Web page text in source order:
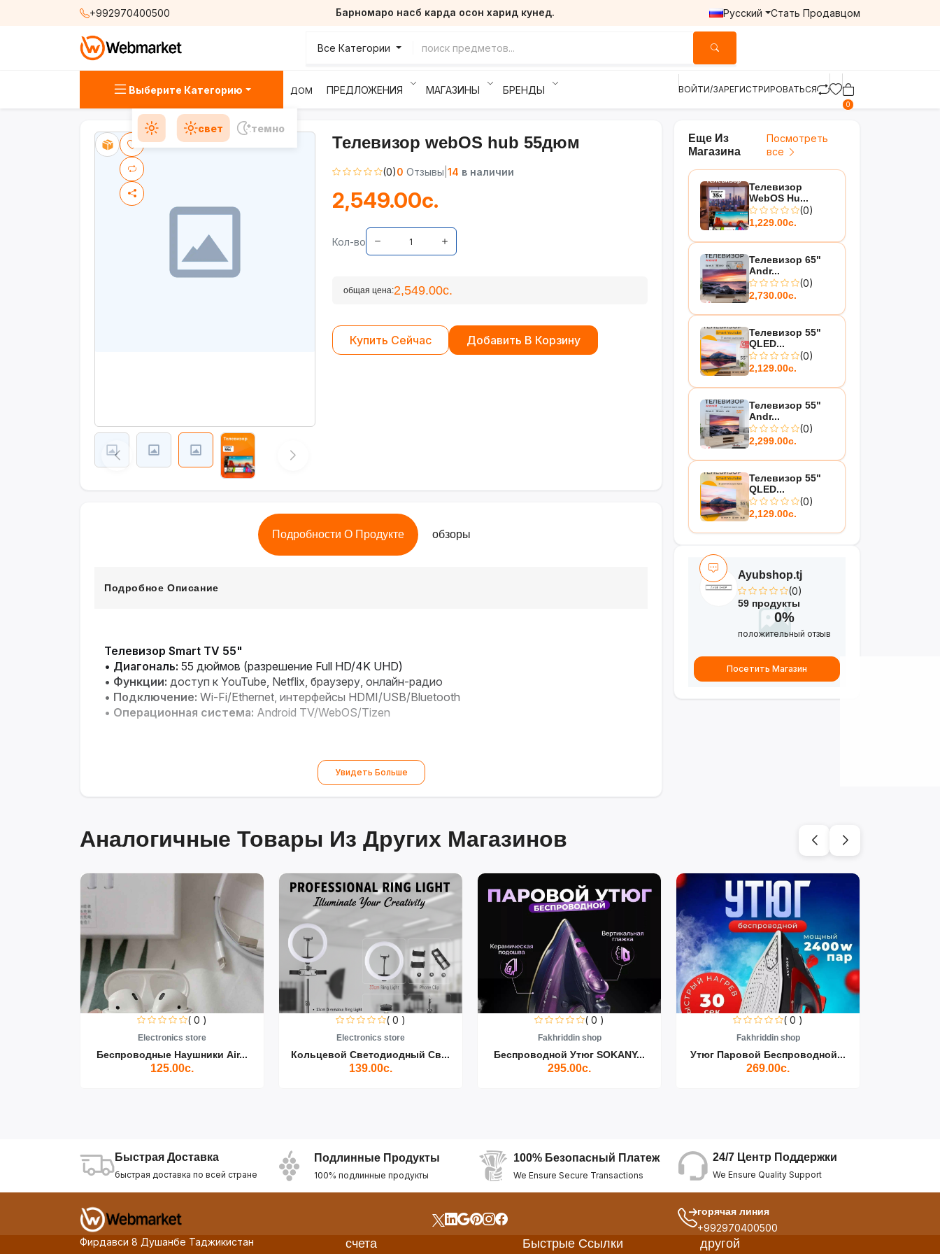
+992970400500 Барномаро насб карда осон харид кунед. Русский Стать Продавцом
Все Категории
Выберите Категорию ДОМ ПРЕДЛОЖЕНИЯ МАГАЗИНЫ БРЕНДЫ ВОЙТИ/ЗАРЕГИСТРИРОВАТЬСЯ
0
свет темно
Телевизор webOS hub 55дюм
(0)0 Отзывы 14 в наличии
2,549.00с.
Кол-во
общая цена:2,549.00с.
Купить Сейчас Добавить В Корзину
Подробности О Продукте обзоры
Подробное Описание
Телевизор Smart TV 55"
• Диагональ: 55 дюймов (разрешение Full HD/4K UHD)
• Функции: доступ к YouTube, Netflix, браузеру, онлайн-радио
• Подключение: Wi-Fi/Ethernet, интерфейсы HDMI/USB/Bluetooth
• Операционная система: Android TV/WebOS/Tizen
Увидеть Больше
Еще Из
Магазина
Посмотреть
все
Телевизор
WebOS Hu...
(0)
1,229.00с.
Телевизор 65"
Andr...
(0)
2,730.00с.
Телевизор 55"
QLED...
(0)
2,129.00с.
Телевизор 55"
Andr...
(0)
2,299.00с.
Телевизор 55"
QLED...
(0)
2,129.00с.
Ayubshop.tj
(0)
59 продукты
0%
положительный отзыв
Посетить Магазин
Аналогичные Товары Из Других Магазинов
( 0 )
Electronics store
Беспроводные Наушники Air...
125.00с.
( 0 )
Electronics store
Кольцевой Светодиодный Св...
139.00с.
( 0 )
Fakhriddin shop
Беспроводной Утюг SOKANY...
295.00с.
( 0 )
Fakhriddin shop
Утюг Паровой Беспроводной...
269.00с.
Быстрая Доставка
быстрая доставка по всей стране
Подлинные Продукты
100% подлинные продукты
100% Безопасный Платеж
We Ensure Secure Transactions
24/7 Центр Поддержки
We Ensure Quality Support
горячая линия
+992970400500
Фирдавси 8 Душанбе Таджикистан
счета Быстрые Ссылки другой